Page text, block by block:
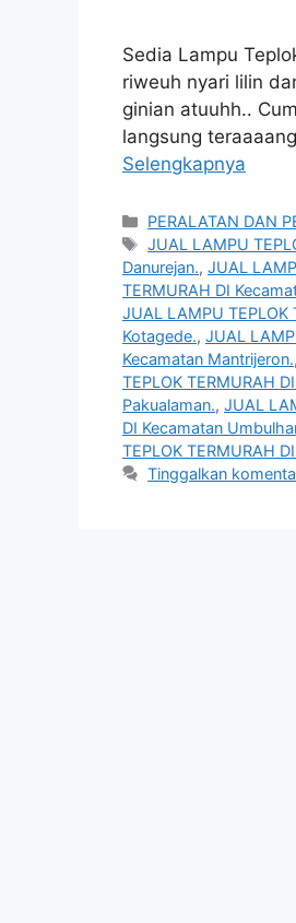
Sedia Lampu
riweuh nyari lilin
ginian atuuhh..
langsung
Selengkapnya
Kategori
PERALATAN DAN
Tag
JUAL LAMPU
Danurejan., JUAL
TERMURAH DI
JUAL LAMPU TEPLOK
Kotagede., JUAL
Kecamatan Mantrijeron.,
TEPLOK TERMURAH
Pakualaman., JUAL
DI Kecamatan
TEPLOK TERMURAH
Tinggalkan